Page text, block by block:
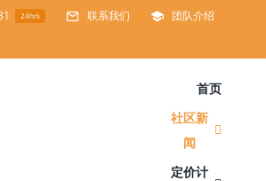
24hrs 联系我们
团队介绍
首页
社区新
闻
定价计